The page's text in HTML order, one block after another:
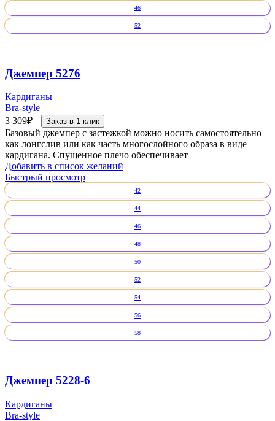
46
52
Джемпер 5276
Кардиганы
Bra-style
3 309₽ Заказ в 1 клик
Базовый джемпер с застежкой можно носить самостоятельно
как лонгслив или как часть многослойного образа в виде
кардигана. Спущенное плечо обеспечивает
Добавить в список желаний
Быстрый просмотр
42
44
46
48
50
52
54
56
58
Джемпер 5228-6
Кардиганы
Bra-style